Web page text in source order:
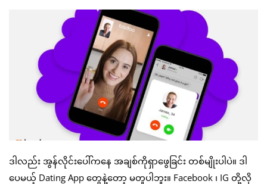
ဒါလည်း အွန်လိုင်းပေါ်ကနေ အချစ်ကိုရှာဖွေခြင်း တစ်မျိုးပါပဲ။ ဒါ
ပေမယ့် Dating App တွေနဲ့တော့ မတူပါဘူး။ Facebook ၊ IG တို့လို